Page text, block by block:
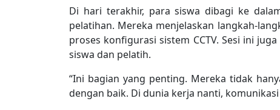
Di hari terakhir, para siswa dibagi ke
pelatihan. Mereka menjelaskan langkah-
proses konfigurasi sistem CCTV. Sesi ini
siswa dan pelatih.
“Ini bagian yang penting. Mereka tidak
dengan baik. Di dunia kerja nanti,